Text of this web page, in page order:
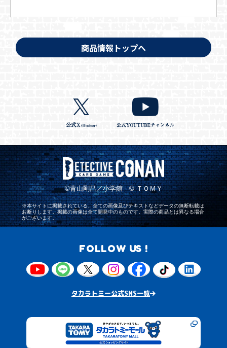
商品情報トップへ
©青山剛昌／小学館 © ＴＯＭＹ
※本サイトに掲載されている、全ての画像及びテキストなどデータの無断転載は
お断りします。掲載の画像は全て開発中のものです。実際の商品とは異なる場合
がございます。
FOLLOW US !
タカラトミー公式SNS一覧